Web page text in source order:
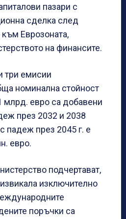
пазари с
сделка след
Еврозоната,
на финансите.
три емисии
номинална стойност
млрд. евро са добавени
през 2032 и 2038
падеж през 2045 г. е
евро.
подчертават,
изключително
поръчки са